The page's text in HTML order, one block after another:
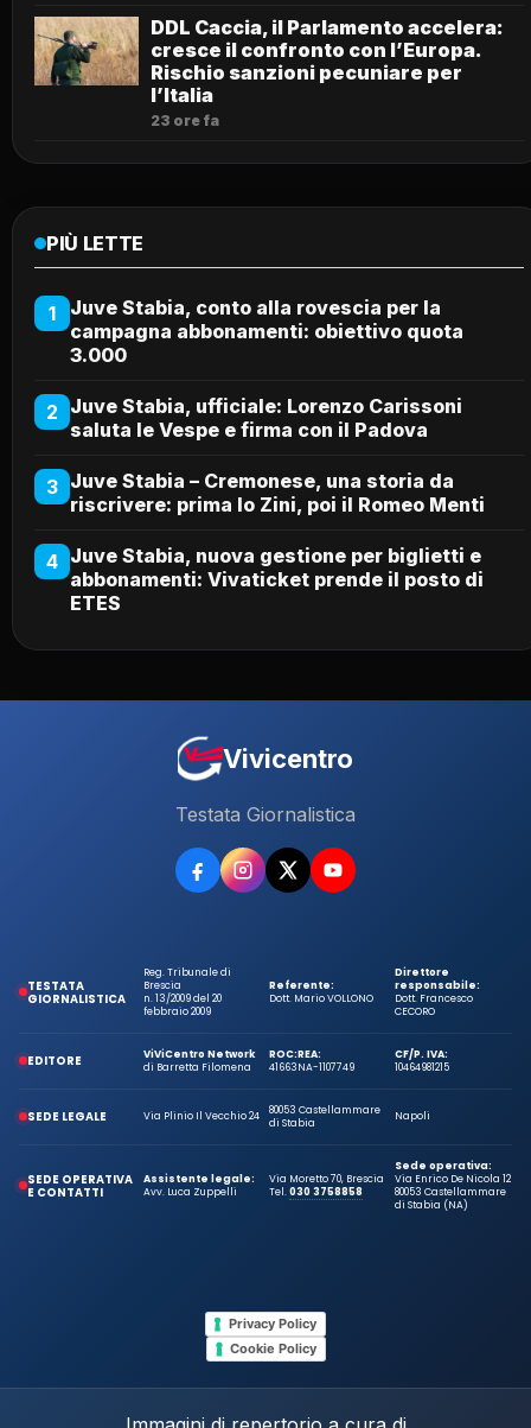
DDL Caccia, il Parlamento accelera:
cresce il confronto con l’Europa.
Rischio sanzioni pecuniare per
l’Italia
23 ore fa
PIÙ LETTE
1
Juve Stabia, conto alla rovescia per la
campagna abbonamenti: obiettivo quota
3.000
2 Juve Stabia, ufficiale: Lorenzo Carissoni
saluta le Vespe e firma con il Padova
3 Juve Stabia – Cremonese, una storia da
riscrivere: prima lo Zini, poi il Romeo Menti
4 Juve Stabia, nuova gestione per biglietti e
abbonamenti: Vivaticket prende il posto di
ETES
Vivicentro
Testata Giornalistica
TESTATA
GIORNALISTICA
Reg. Tribunale di
Brescia
n. 13/2009 del 20
febbraio 2009
Referente:
Dott. Mario VOLLONO
Direttore
responsabile:
Dott. Francesco
CECORO
EDITORE
ViViCentro Network
di Barretta Filomena
ROC:
41663
REA:
NA-1107749
CF/P. IVA:
10464981215
SEDE LEGALE Via Plinio Il Vecchio 24
80053 Castellammare
di Stabia
Napoli
SEDE OPERATIVA
E CONTATTI
Assistente legale:
Avv. Luca Zuppelli
Via Moretto 70, Brescia
Tel.030 3758858
Sede operativa:
Via Enrico De Nicola 12
80053 Castellammare
di Stabia (NA)
Privacy Policy
Cookie Policy